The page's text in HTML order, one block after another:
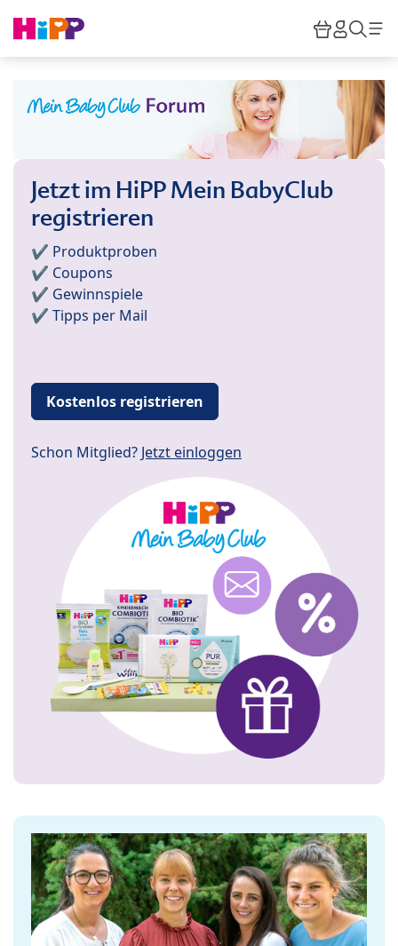
HiPP
Jetzt im HiPP Mein BabyClub
registrieren
✔️ Produktproben
✔️ Coupons
✔️ Gewinnspiele
✔️ Tipps per Mail
Kostenlos registrieren
Schon Mitglied? Jetzt einloggen